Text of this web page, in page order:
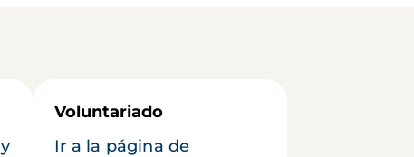
Voluntariado
Ir a la página de